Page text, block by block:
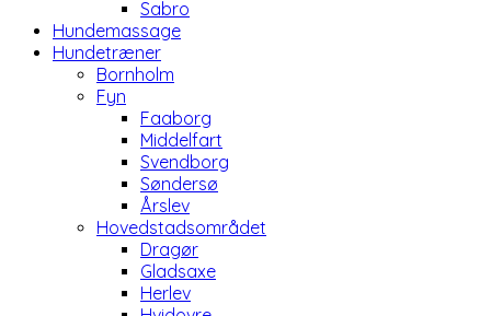
Sabro
Hundemassage
Hundetræner
Bornholm
Fyn
Faaborg
Middelfart
Svendborg
Søndersø
Årslev
Hovedstadsområdet
Dragør
Gladsaxe
Herlev